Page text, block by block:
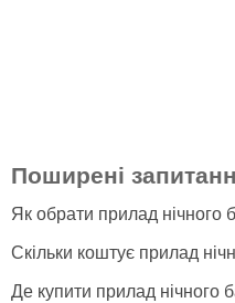
Поширені
Як обрати прилад нічного
Скільки коштує прилад
Де купити прилад нічного